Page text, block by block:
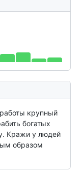
крупный
богатых
Кражи у людей
образом